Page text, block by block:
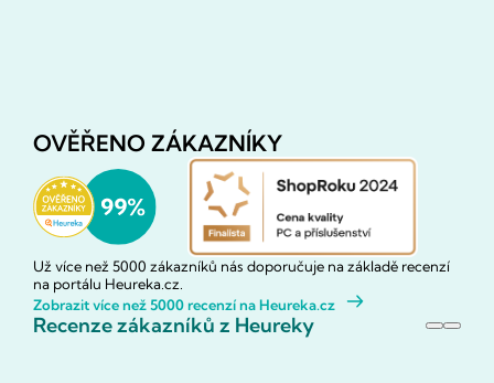
OVĚŘENO ZÁKAZNÍKY
Už více než 5000 zákazníků nás doporučuje na základě recenzí
na portálu Heureka.cz.
Zobrazit více než 5000 recenzí na Heureka.cz
Recenze zákazníků z Heureky